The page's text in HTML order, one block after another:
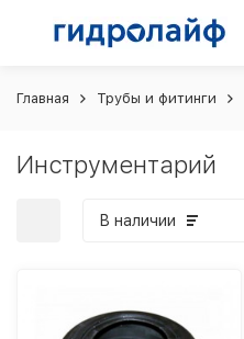
Главная Трубы и фитинги
Инструментарий
В наличии